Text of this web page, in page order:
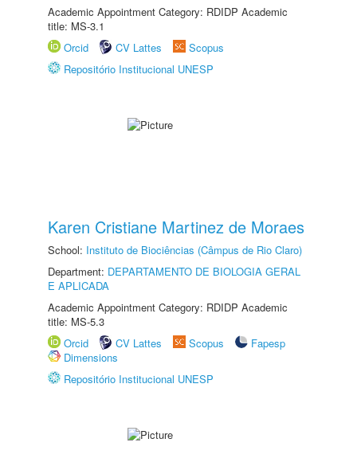
Academic Appointment Category: RDIDP Academic
title: MS-3.1
Orcid
CV Lattes
Scopus
Repositório Institucional UNESP
Karen Cristiane Martinez de Moraes
School: Instituto de Biociências (Câmpus de Rio Claro)
Department: DEPARTAMENTO DE BIOLOGIA GERAL
E APLICADA
Academic Appointment Category: RDIDP Academic
title: MS-5.3
Orcid
CV Lattes Scopus
Fapesp
Dimensions
Repositório Institucional UNESP